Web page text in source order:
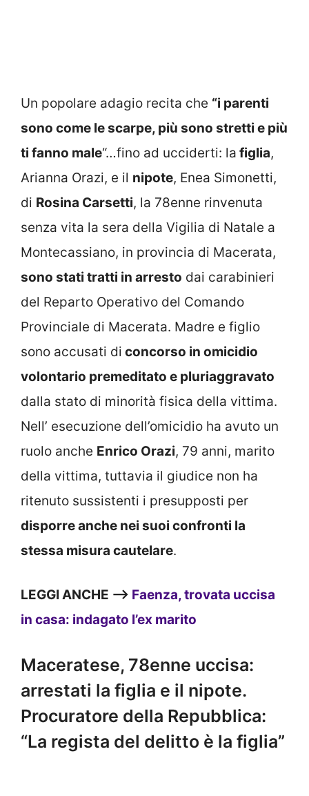
Un popolare adagio recita che “i parenti
sono come le scarpe, più sono stretti e più
ti fanno male“…fino ad ucciderti: la figlia,
Arianna Orazi, e il nipote, Enea Simonetti,
di Rosina Carsetti, la 78enne rinvenuta
senza vita la sera della Vigilia di Natale a
Montecassiano, in provincia di Macerata,
sono stati tratti in arresto dai carabinieri
del Reparto Operativo del Comando
Provinciale di Macerata. Madre e figlio
sono accusati di concorso in omicidio
volontario premeditato e pluriaggravato
dalla stato di minorità fisica della vittima.
Nell’ esecuzione dell’omicidio ha avuto un
ruolo anche Enrico Orazi, 79 anni, marito
della vittima, tuttavia il giudice non ha
ritenuto sussistenti i presupposti per
disporre anche nei suoi confronti la
stessa misura cautelare.
LEGGI ANCHE –> Faenza, trovata uccisa
in casa: indagato l’ex marito
Maceratese, 78enne uccisa:
arrestati la figlia e il nipote.
Procuratore della Repubblica:
“La regista del delitto è la figlia”